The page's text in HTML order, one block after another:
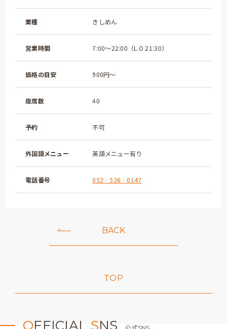
業種 きしめん
営業時間 7:00～22:00（L.O 21:30）
価格の目安 900円～
座席数 40
予約 不可
外国語メニュー 英語メニュー有り
電話番号 052‐526‐0147
BACK
TOP
OFFICIAL SNS